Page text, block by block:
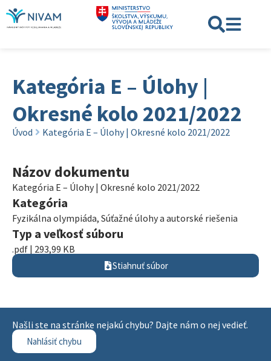
Kategória E – Úlohy |
Okresné kolo 2021/2022
Úvod Kategória E – Úlohy | Okresné kolo 2021/2022
Názov dokumentu
Kategória E – Úlohy | Okresné kolo 2021/2022
Kategória
Fyzikálna olympiáda, Súťažné úlohy a autorské riešenia
Typ a veľkosť súboru
.pdf | 293,99 KB
Stiahnuť súbor
Našli ste na stránke nejakú chybu? Dajte nám o nej vedieť.
Nahlásiť chybu